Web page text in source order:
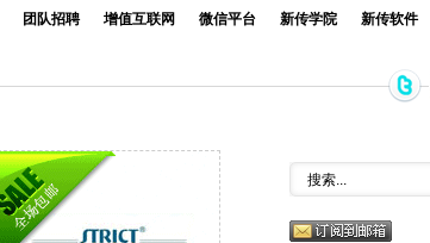
团队招聘 增值互联网 微信平台 新传学院 新传软件